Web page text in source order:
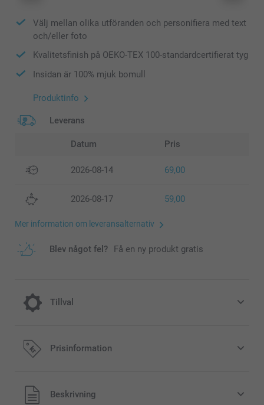
Välj mellan olika utföranden och personifiera med text
och/eller foto
Kvalitetsfinish på OEKO-TEX 100-standardcertifierat tyg
Insidan är 100% mjuk bomull
Produktinfo
Leverans
Datum Pris
2026-08-14 69,00
2026-08-17 59,00
Mer information om leveransalternativ
Blev något fel? Få en ny produkt gratis
Tillval
Lägg till en Miffy-sparbössa till din
beställning
189,00/styck
Prisinformation
Alla priser är i svenska kronor (SEK), inklusive moms och
exklusive porto.
Beskrivning